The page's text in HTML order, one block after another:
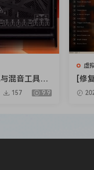
color to the
arpeggiator –
synths contained
SEM to the
the original
secondary
pads just got freaky!
synths contained
混音工具全
Bundle v202
（1.48GB+
157 9.9
虚
[修
lete